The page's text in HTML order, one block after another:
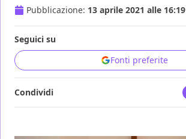
Pubblicazione: 13 aprile 2021 alle 16:19
Seguici su
Fonti preferite
Condividi